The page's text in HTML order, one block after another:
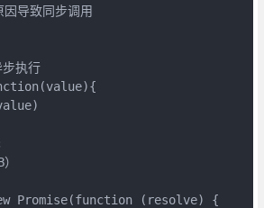
导致同步调用
执行
Promise(function (resolve) {